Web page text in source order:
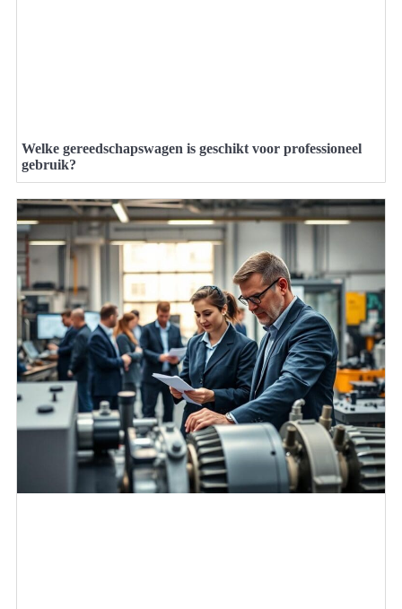
Welke gereedschapswagen is geschikt voor professioneel
gebruik?